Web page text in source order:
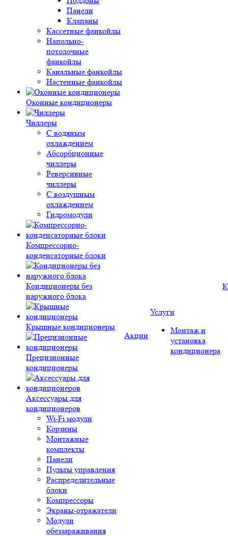
Панели
Клапаны
Кассетные фанкойлы
Напольно-
потолочные
фанкойлы
Канальные фанкойлы
Настенные фанкойлы
Оконные кондиционеры
Чиллеры
С водяным
охлаждением
Абсорбционные
чиллеры
Реверсивные
чиллеры
С воздушным
охлаждением
Гидромодули
Компрессорно-
конденсаторные блоки
Кондиционеры без
наружного блока
Крышные кондиционеры
Прецизионные
кондиционеры
Аксессуары для
кондиционеров
Wi-Fi модули
Корзины
Монтажные
комплекты
Панели
Пульты управления
Распределительные
блоки
Компрессоры
Экраны-отражатели
Модули
обеззараживания
Акции
Услуги
Монтаж и
установка
кондиционера